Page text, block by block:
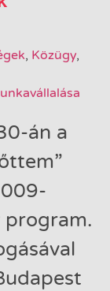
, Közügy,
án a
program.